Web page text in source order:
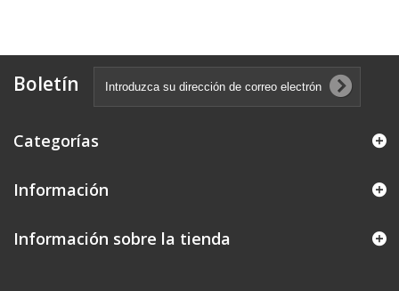
Boletín
Categorías
Información
Información sobre la tienda